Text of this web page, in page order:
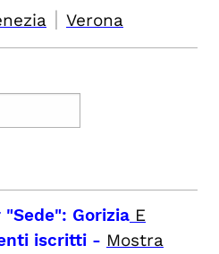
| Verona
"Sede": Gorizia E
iscritti - Mostra